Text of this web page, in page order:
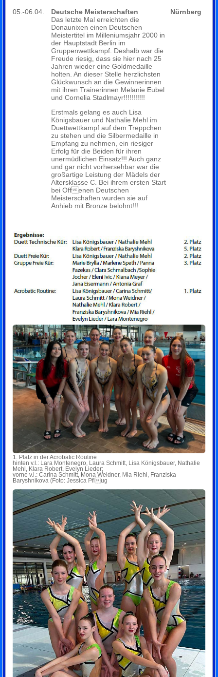
05.-06.04.
Deutsche Meisterschaften
Das letzte Mal erreichten die
Donaunixen einen Deutschen
Meistertitel im Milleniumsjahr 2000 in
der Hauptstadt Berlin im
Gruppenwettkampf. Deshalb war die
Freude riesig, dass sie hier nach 25
Jahren wieder eine Goldmedaille
holten. An dieser Stelle herzlichsten
Glückwunsch an die Gewinnerinnen
mit ihren Trainerinnen Melanie Eubel
und Cornelia Stadlmayr!!!!!!!!!!!
Erstmals gelang es auch Lisa
Königsbauer und Nathalie Mehl im
Duettwettkampf auf dem Treppchen
zu stehen und die Silbermedaille in
Empfang zu nehmen, ein riesiger
Erfolg für die Beiden für ihren
unermüdlichen Einsatz!!! Auch ganz
und gar nicht vorhersehbar war die
großartige Leistung der Mädels der
Altersklasse C. Bei ihrem ersten Start
bei Offenen Deutschen
Meisterschaften wurden sie auf
Anhieb mit Bronze belohnt!!!
Nürnberg
1. Platz in der Acrobatic Routine
hinten v.l.: Lara Montenegro, Laura Schmitt, Lisa Königsbauer, Nathalie
Mehl, Klara Robert, Evelyn Lieder;
vorne v.l.: Carina Schmitt, Mona Weidner, Mia Riehl, Franziska
Baryshnikova (Foto: Jessica Pflug